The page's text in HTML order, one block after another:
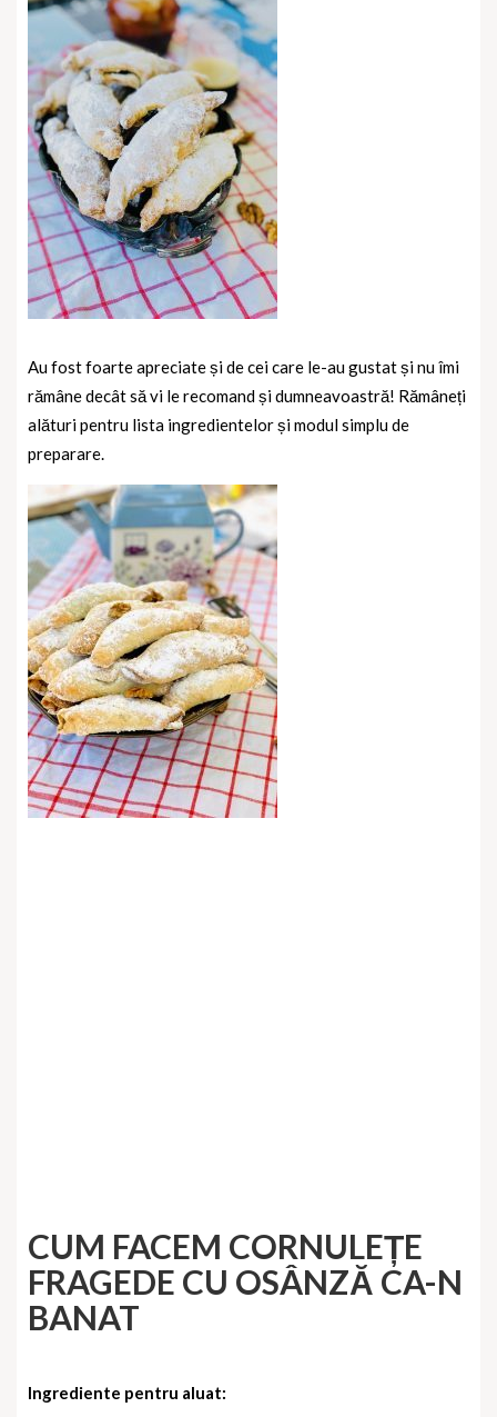
Au fost foarte apreciate și de cei care le-au gustat și nu îmi
rămâne decât să vi le recomand și dumneavoastră! Rămâneți
alături pentru lista ingredientelor și modul simplu de
preparare.
CUM FACEM CORNULEȚE
FRAGEDE CU OSÂNZĂ CA-N
BANAT
Ingrediente pentru aluat: